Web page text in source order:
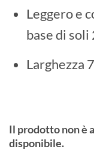
Leggero e
base di soli
Larghezza
Il prodotto non è
disponibile.